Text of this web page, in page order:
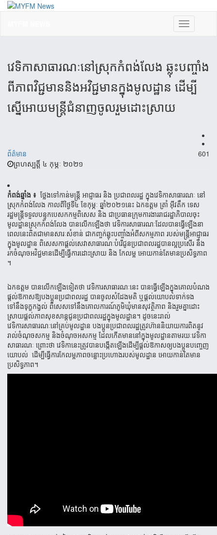
Toggle
navigation
វេទិកា​សាធារណៈ​​នៅ​ស្រុក​កំពង់​លែង ឆ្លុះ​បញ្ចាំ​ង​
ពីភាព​វិជ្ជមាន​និងអវិជ្ជមាន​​ក្នុងមូលដ្ឋាន ដើម្បី​​
ស្នើអោយ​មន្រ្តីជំនាញ​ចូលរួម​ដោះ​ស្រាយ​
601
ព័ត៌មាន
ព្រហស្បត្តិ៍ ៤ កុម្ភៈ ២០២១
កំពង់​ឆ្នាំង ៖ ថ្លែងទៅកាន់មន្រ្តី អាជ្ញាធរ និង ប្រជាពលរដ្ឋ ក្នុងវេទិកាសាធារណៈ នៅ
ស្រុកកំពង់លែង កាលពីថ្ងៃទី៤ ខែកុម្ភៈ ឆ្នាំ​២០២១នេះ ឯកឧត្តម ត្រាំ អ៊ីវតឹក ទេស
រដ្ឋមន្រ្តីទទួលបន្ទុកបេសកកម្មពិសេស និង ជាប្រធានក្រុមការងាររាជ​រដ្ឋាភិបាល​ចុះ
មូល​ដ្ឋាន​​ស្រុកកំពង់លែង បានលើកឡើងថា វេទិការសាធារណៈដែលបានធ្វើឡើងនា
ពេលនេះពិតជាមានសារៈសំខាន់ ជាកញ្ចក់​ឆ្លុះ​បញ្ចាំង​អំពី​សកម្មភាព របស់មន្រ្តីអាជ្ញាធរ
ក្នុងមូលដ្ឋាន ពិសេសកាផ្តល់សេវាសាធារណៈបំរើជូនប្រជាពលរដ្ឋបានល្អប្រសើរ នឹង​
រកចំណុចអវិជ្ជមានដើម្បីធ្វើការដោះស្រាយ និង កែលម្អ អោយកាន់តែមានប្រសិទ្ធភាព
។
ឯកឧត្តម បានលើកឡើងទៀតថា វេទិការសាធារណៈនេះ បានធ្វើឡើងក្នុងគោលបំណង
ផ្តល់ឱកាសឱ្យបងប្អូនប្រជាពលរដ្ឋ បាន​ចូល​សំដែងមតិ ឬផ្តល់យោបល់ទាក់ទង
ទៅនឹងទុក្ខកង្វល់ ពិសេសទៅនឹងគោលការណ៍ភូមិឃុំមានសុវត្ថិភាព និង​រួមគ្នា​ដោះ​
ស្រាយ​ផ្តល់ភាពសុខសាន្តជូនប្រជាពលរដ្ឋក្នុងមូលដ្ឋាន។ ដូចនេះរាល់
វេទិការសាធារណៈនៅគ្រប់មូលដ្ឋាន បងប្អូនប្រជាពល​រដ្ឋត្រូវ​ហ៊ាននិយាយការពិតនូវ
រាល់ចំណុចសកម្ម និងចំណុចអសកម្ម ដែលកើតមាននៅក្នុងមូលដ្ឋានតាមរយៈវេទិកា
សាធារណៈ ព្រោះថា វេទិកានេះត្រូវបានបង្កើតឡើងដើម្បីផ្តល់ឱកាសឲ្យបងប្អូនបញ្ចេញ
យោបល់ ដើម្បីធ្វើការកែលម្អភាពចន្លោះប្រហោង​របស់​មូល​ដ្ឋាន អោយកាន់តែមាន
ប្រសិទ្ធភាព។